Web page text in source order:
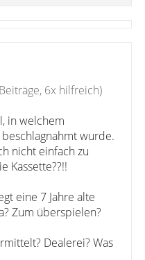
6x hilfreich)
in welchem
wurde.
nicht einfach zu
Kassette??!!
eine 7 Jahre alte
Zum überspielen?
Dealerei? Was